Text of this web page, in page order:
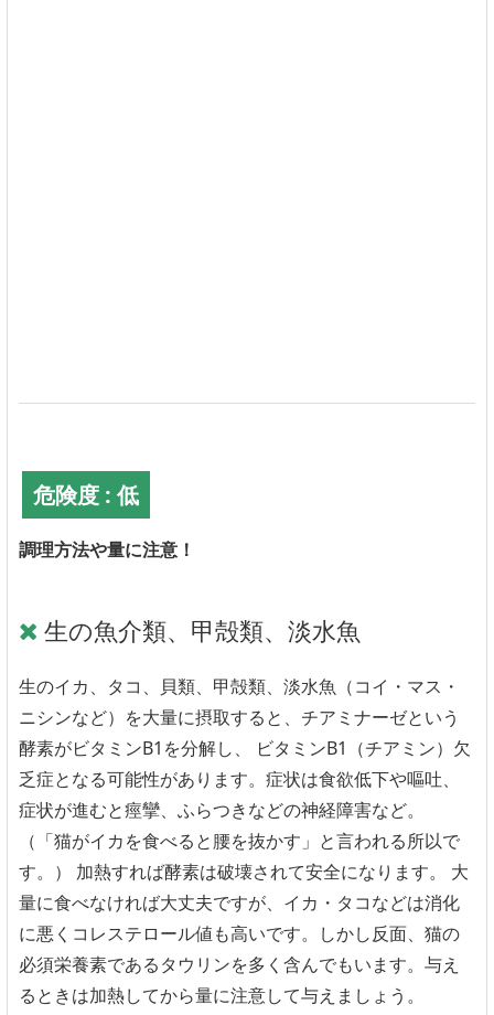
危険度 : 低
調理方法や量に注意！
生の魚介類、甲殻類、淡水魚
生のイカ、タコ、貝類、甲殻類、淡水魚（コイ・マス・
ニシンなど）を大量に摂取すると、チアミナーゼという
酵素がビタミンB1を分解し、 ビタミンB1（チアミン）欠
乏症となる可能性があります。症状は食欲低下や嘔吐、
症状が進むと痙攣、ふらつきなどの神経障害など。
（「猫がイカを食べると腰を抜かす」と言われる所以で
す。） 加熱すれば酵素は破壊されて安全になります。 大
量に食べなければ大丈夫ですが、イカ・タコなどは消化
に悪くコレステロール値も高いです。しかし反面、猫の
必須栄養素であるタウリンを多く含んでもいます。与え
るときは加熱してから量に注意して与えましょう。